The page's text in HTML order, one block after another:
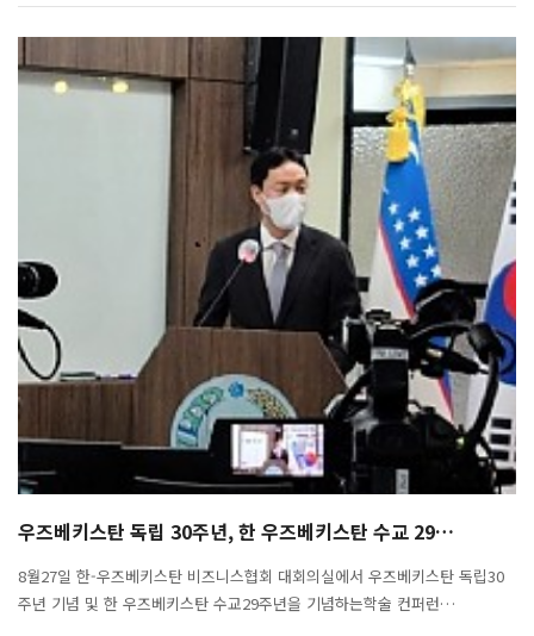
우즈베키스탄 독립 30주년, 한 우즈베키스탄 수교 29…
8월27일 한-우즈베키스탄 비즈니스협회 대회의실에서 우즈베키스탄 독립30
주년 기념 및 한 우즈베키스탄 수교29주년을 기념하는학술 컨퍼런…